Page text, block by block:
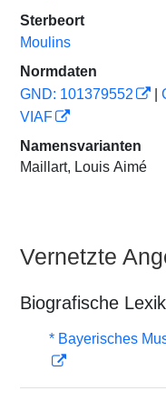
Sterbeort
Moulins
Normdaten
GND: 101379552
VIAF
Namensvarianten
Maillart, Louis Aimé
Vernetzte
Biografische
* Bayerisches